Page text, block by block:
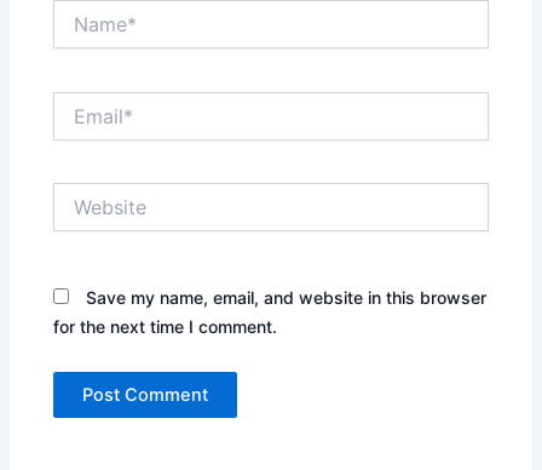
Save my name, email, and website in this browser
for the next time I comment.